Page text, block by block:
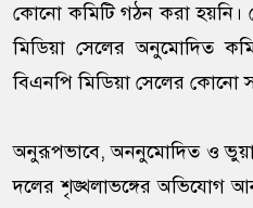
কোনো কমিটি গঠন করা হয়নি।
মিডিয়া সেলের অনুমোদিত
বিএনপি মিডিয়া সেলের কোনো
অনুরূপভাবে, অননুমোদিত ও ভুয়া
দলের শৃঙ্খলাভঙ্গের অভিযোগ